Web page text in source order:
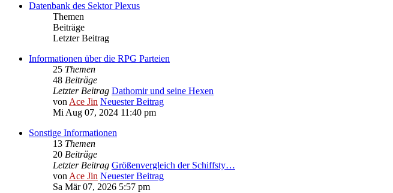
Datenbank des Sektor Plexus
Themen
Beiträge
Letzter Beitrag
Informationen über die RPG Parteien
25 Themen
48 Beiträge
Letzter Beitrag Dathomir und seine Hexen
von Ace Jin Neuester Beitrag
Mi Aug 07, 2024 11:40 pm
Sonstige Informationen
13 Themen
20 Beiträge
Letzter Beitrag Größenvergleich der Schiffsty…
von Ace Jin Neuester Beitrag
Sa Mär 07, 2026 5:57 pm